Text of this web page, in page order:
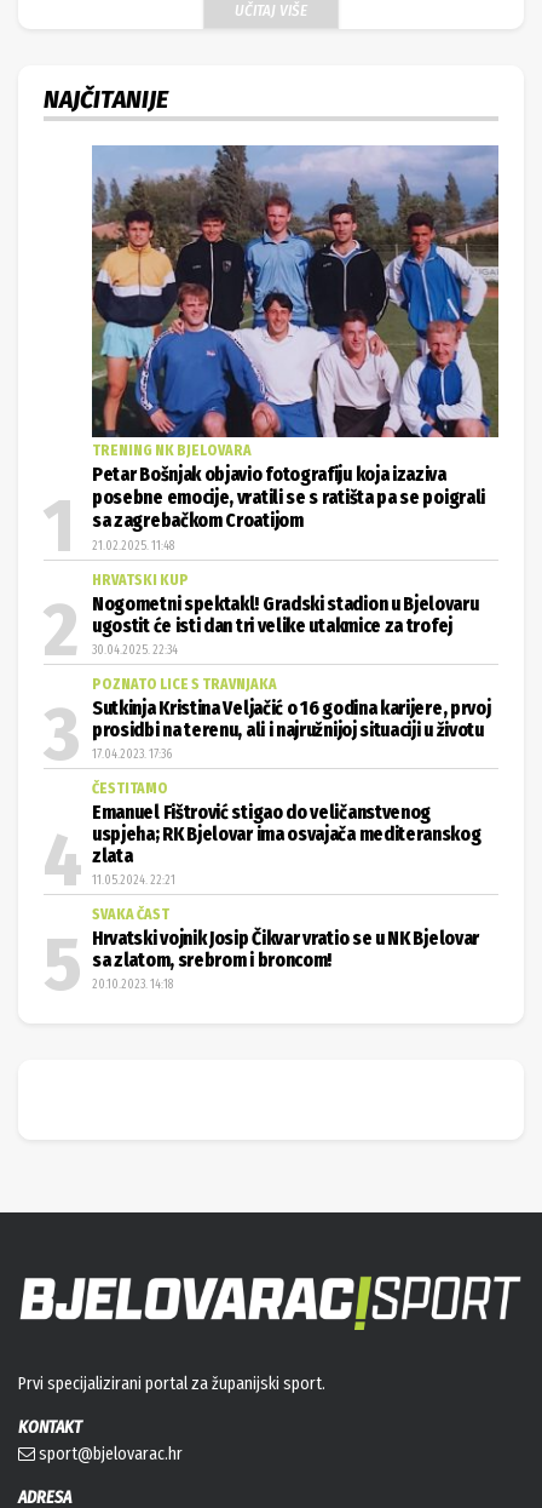
UČITAJ VIŠE
NAJČITANIJE
TRENING NK BJELOVARA
Petar Bošnjak objavio fotografiju koja izaziva
posebne emocije, vratili se s ratišta pa se poigrali
sa zagrebačkom Croatijom
21.02.2025. 11:48
HRVATSKI KUP
Nogometni spektakl! Gradski stadion u Bjelovaru
ugostit će isti dan tri velike utakmice za trofej
30.04.2025. 22:34
POZNATO LICE S TRAVNJAKA
Sutkinja Kristina Veljačić o 16 godina karijere, prvoj
prosidbi na terenu, ali i najružnijoj situaciji u životu
17.04.2023. 17:36
ČESTITAMO
Emanuel Fištrović stigao do veličanstvenog
uspjeha; RK Bjelovar ima osvajača mediteranskog
zlata
11.05.2024. 22:21
SVAKA ČAST
Hrvatski vojnik Josip Čikvar vratio se u NK Bjelovar
sa zlatom, srebrom i broncom!
20.10.2023. 14:18
Prvi specijalizirani portal za županijski sport.
KONTAKT
sport@bjelovarac.hr
ADRESA